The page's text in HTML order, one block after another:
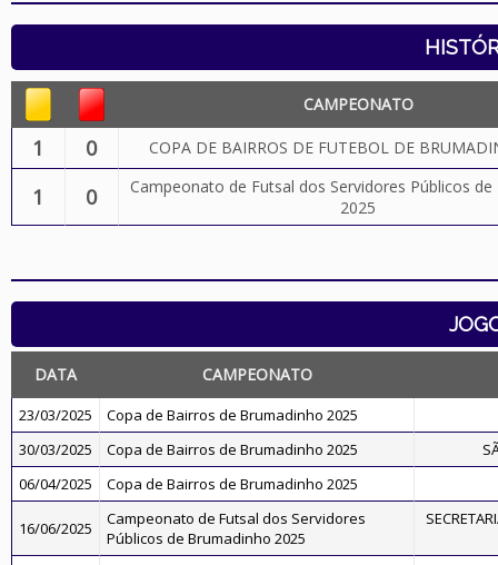
CAMPEONATO
1 0 COPA DE BAIRROS DE FUTEBOL DE
1 0
Campeonato de Futsal dos Servidores Públicos
2025
DATA CAMPEONATO
23/03/2025
Copa de Bairros de Brumadinho 2025
30/03/2025
Copa de Bairros de Brumadinho 2025
06/04/2025
Copa de Bairros de Brumadinho 2025
16/06/2025
Campeonato de Futsal dos Servidores
Públicos de Brumadinho 2025